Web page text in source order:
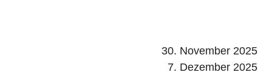
30. November 2025
7. Dezember 2025